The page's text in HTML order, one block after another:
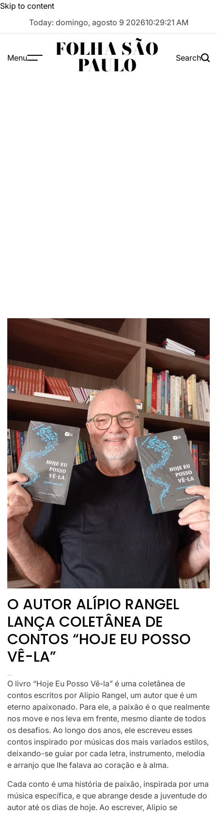
Skip to content
Today: domingo, agosto 9 202610:29:22 AM
Menu FOLHA SÃO
PAULO Search
O AUTOR ALÍPIO RANGEL
LANÇA COLETÂNEA DE
CONTOS “HOJE EU POSSO
VÊ-LA”
O livro “Hoje Eu Posso Vê-la” é uma coletânea de
contos escritos por Alipio Rangel, um autor que é um
eterno apaixonado. Para ele, a paixão é o que realmente
nos move e nos leva em frente, mesmo diante de todos
os desafios. Ao longo dos anos, ele escreveu esses
contos inspirado por músicas dos mais variados estilos,
deixando-se guiar por cada letra, instrumento, melodia
e arranjo que lhe falava ao coração e à alma.
Cada conto é uma história de paixão, inspirada por uma
música específica, e que abrange desde a juventude do
autor até os dias de hoje. Ao escrever, Alipio se